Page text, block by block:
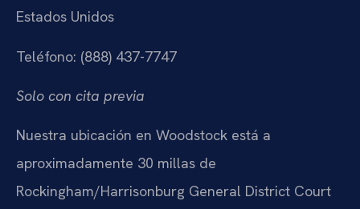
Estados Unidos
Teléfono: (888) 437-7747
Solo con cita previa
Nuestra ubicación en Woodstock está a
aproximadamente 30 millas de
Rockingham/Harrisonburg General District Court